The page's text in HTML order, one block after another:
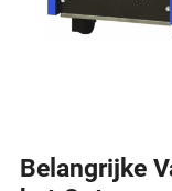
Belangrijke